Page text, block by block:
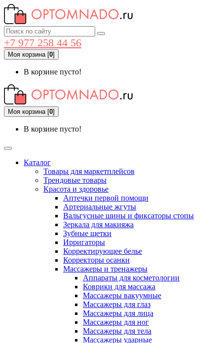
+7 977 258 44 56
Моя корзина[0]
В корзине пусто!
Моя корзина[0]
В корзине пусто!
Каталог
Товары для маркетплейсов
Трендовые товары
Красота и здоровье
Аптечки первой помощи
Артериальные жгуты
Вальгусные шины и фиксаторы стопы
Зеркала для макияжа
Зубные щетки
Ирригаторы
Корректирующее белье
Корректоры осанки
Массажеры и тренажеры
Аппараты для косметологии
Коврики для массажа
Массажеры вакуумные
Массажеры для глаз
Массажеры для лица
Массажеры для ног
Массажеры для тела
Массажеры ударные